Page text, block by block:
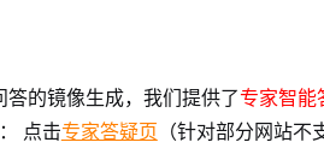
的镜像生成，我们提供了专家智能
点击专家答疑页 （针对部分网站不